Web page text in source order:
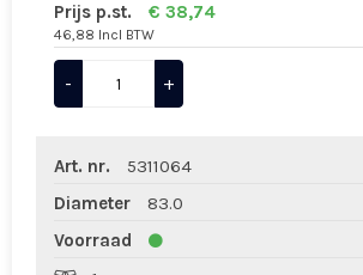
Prijs p.st.
€ 38,74
46,88 Incl BTW
- +
Art. nr.
5311064
Diameter
83.0
Voorraad